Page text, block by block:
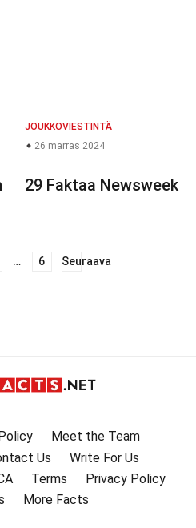
JOUKKOVIESTINTÄ
26 marras 2024
29 Faktaa Newsweek
… 6 Seuraava
Meet the Team
Us
Write For Us
Terms
Privacy Policy
More Facts